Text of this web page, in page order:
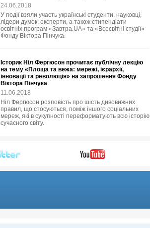
24.06.2018
У події взяли участь українські студенти, науковці,
лідери думок, експерти, а також стипендіати
освітніх програм «Завтра.UA» та «Всесвітні студії»
Фонду Віктора Пінчука.
Історик Ніл Фергюсон прочитає публічну лекцію
на тему «Площа та вежа: мережі, ієрархії,
інновації та революція» на запрошення Фонду
Віктора Пінчука
11.06.2018
Ніл Фергюсон розповість про шість дивовижних
правил, що стосуються, поміж іншого соціальних
мереж, які в сукупності переформатують всю історію
сучасного світу.